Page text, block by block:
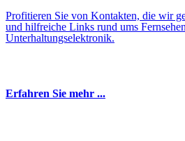
Profitieren Sie von Kontakten, die wir
und hilfreiche Links rund ums
Unterhaltungselektronik.
Erfahren Sie mehr ...